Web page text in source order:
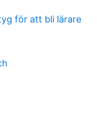
för att bli lärare